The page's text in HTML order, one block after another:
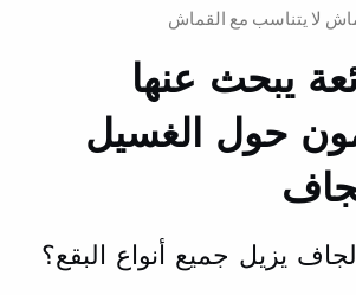
يبحث عنها
حول الغسيل
يزيل جميع أنواع البقع؟